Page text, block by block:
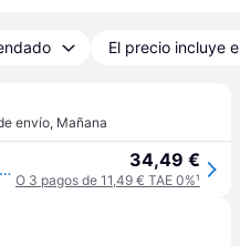
El precio incluye
envío, Mañana
Head Tournament Squash Balls Box Negro 12 Balls 34,49 €
O 3 pagos de 11,49 € TAE 0%¹